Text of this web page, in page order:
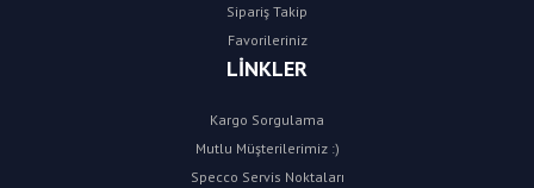
Sipariş Takip
Favorileriniz
LİNKLER
Kargo Sorgulama
Mutlu Müşterilerimiz :)
Specco Servis Noktaları